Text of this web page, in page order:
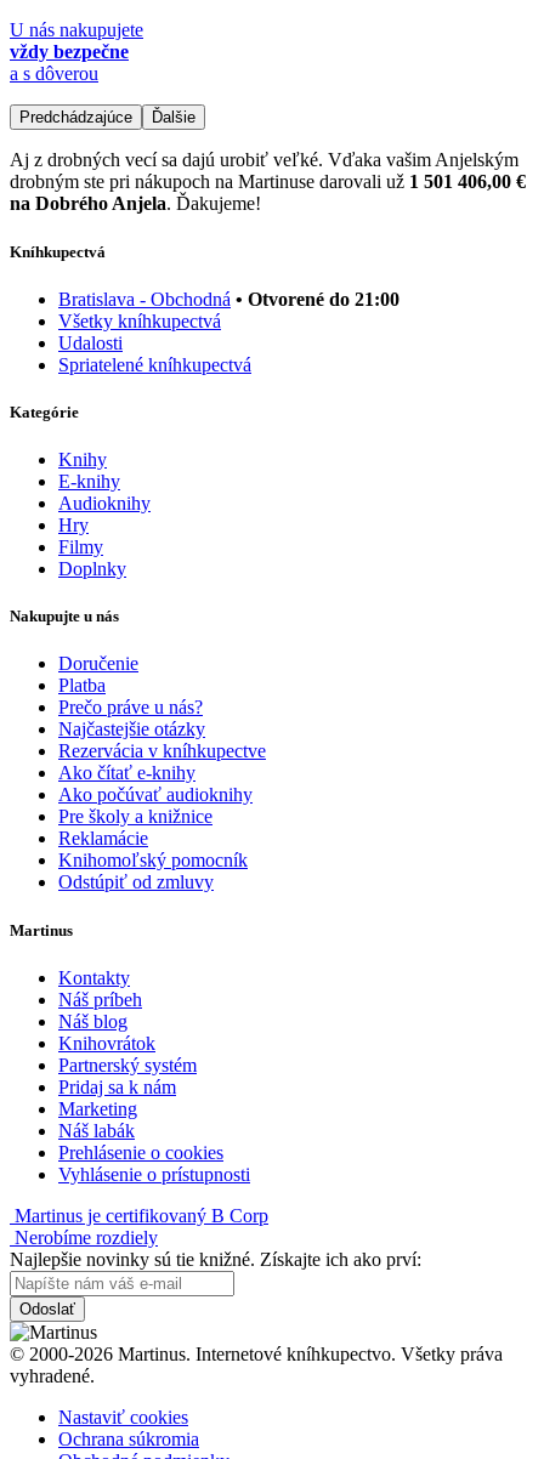
U nás nakupujete
vždy bezpečne
a s dôverou
Predchádzajúce Ďalšie
Aj z drobných vecí sa dajú urobiť veľké. Vďaka vašim Anjelským
drobným ste pri nákupoch na Martinuse darovali už 1 501 406,00 €
na Dobrého Anjela. Ďakujeme!
Kníhkupectvá
Bratislava - Obchodná • Otvorené do 21:00
Všetky kníhkupectvá
Udalosti
Spriatelené kníhkupectvá
Kategórie
Knihy
E-knihy
Audioknihy
Hry
Filmy
Doplnky
Nakupujte u nás
Doručenie
Platba
Prečo práve u nás?
Najčastejšie otázky
Rezervácia v kníhkupectve
Ako čítať e-knihy
Ako počúvať audioknihy
Pre školy a knižnice
Reklamácie
Knihomoľský pomocník
Odstúpiť od zmluvy
Martinus
Kontakty
Náš príbeh
Náš blog
Knihovrátok
Partnerský systém
Pridaj sa k nám
Marketing
Náš labák
Prehlásenie o cookies
Vyhlásenie o prístupnosti
Martinus je certifikovaný B Corp
Nerobíme rozdiely
Najlepšie novinky sú tie knižné. Získajte ich ako prví:
Odoslať
© 2000-2026 Martinus. Internetové kníhkupectvo. Všetky práva
vyhradené.
Nastaviť cookies
Ochrana súkromia